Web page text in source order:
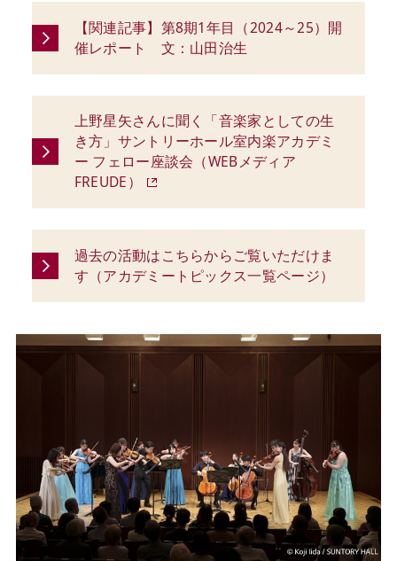
【関連記事】第8期1年目（2024～25）開
催レポート 文：山田治生
上野星矢さんに聞く「音楽家としての生
き方」サントリーホール室内楽アカデミ
ー フェロー座談会（WEBメディア
FREUDE）
過去の活動はこちらからご覧いただけま
す（アカデミートピックス一覧ページ）